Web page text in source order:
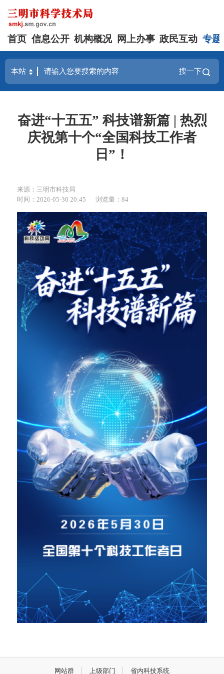
首页 信息公开 机构概况 网上办事 政民互动 专题
搜一下
奋进“十五五” 科技谱新篇 | 热烈
庆祝第十个“全国科技工作者
日”！
来源：三明市科技局
时间：2026-05-30 20:45
浏览量：84
网站群 上级部门 省内科技系统